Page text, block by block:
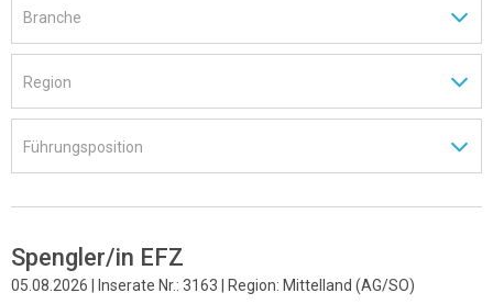
Spengler/in EFZ
05.08.2026 | Inserate Nr.: 3163 | Region: Mittelland (AG/SO)